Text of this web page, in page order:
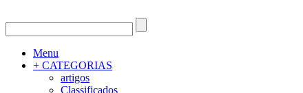
Menu
+ CATEGORIAS
artigos
Classificados